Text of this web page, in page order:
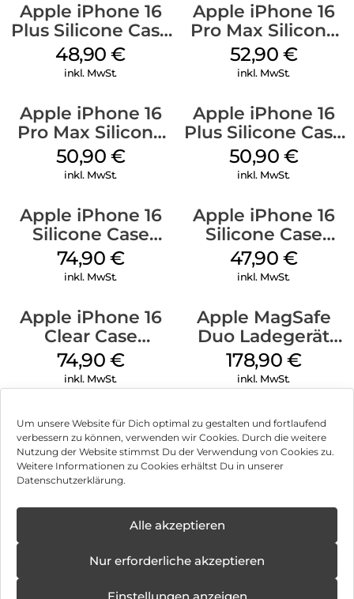
Um unsere Website für Dich optimal zu gestalten und fortlaufend
verbessern zu können, verwenden wir Cookies. Durch die weitere
Nutzung der Website stimmst Du der Verwendung von Cookies zu.
Weitere Informationen zu Cookies erhältst Du in unserer
Datenschutzerklärung.
Alle akzeptieren
Nur erforderliche akzeptieren
Einstellungen anzeigen
Apple iPhone 16
Plus Silicone Case
MagSafe Denim
48,90€
inkl. MwSt.
Apple iPhone 16
Pro Max Silicone
Case MagSafe
Ultramarine
52,90 €
inkl. MwSt.
Apple iPhone 16
Pro Max Silicone
Case MagSafe
Denim
50,90 €
inkl. MwSt.
Apple iPhone 16
Plus Silicone Case
MagSafe Lake
Green
50,90 €
inkl. MwSt.
Apple iPhone 16
Silicone Case
MagSafe Lake
Green
74,90 €
inkl. MwSt.
Apple iPhone 16
Silicone Case
MagSafe Fuchsia
47,90 €
inkl. MwSt.
Apple iPhone 16
Clear Case
MagSafe
Transparent
74,90 €
inkl. MwSt.
Apple MagSafe
Duo Ladegerät
Weiß
178,90 €
inkl. MwSt.
Impressum
Hinweis zur Batterieentsorgung
Können wir Dir behilflich sein?